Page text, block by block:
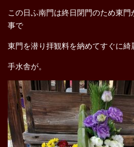
この日ふ南門は終日閉門のため東
事で
東門を潜り拝観料を納めてすぐに綺
手水舎が。